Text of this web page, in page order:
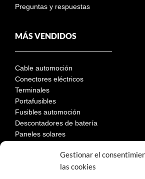
Gestionar el
las cookies
Preguntas y respuestas
MÁS VENDIDOS
Cable automoción
Conectores eléctricos
Terminales
Portafusibles
Fusibles automoción
Descontadores de batería
Paneles solares